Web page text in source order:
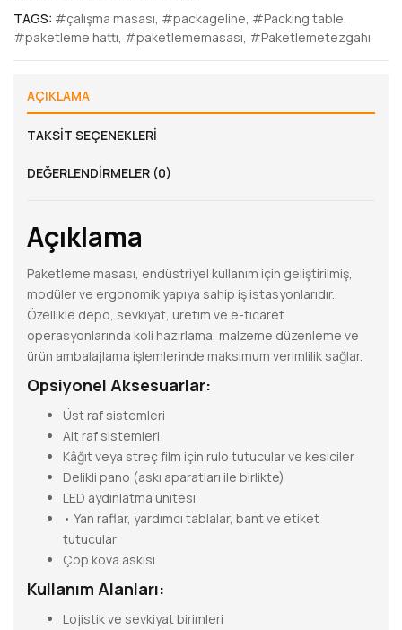
TAGS: #çalışma masası, #packageline, #Packing table,
#paketleme hattı, #paketlememasası, #Paketlemetezgahı
AÇIKLAMA
TAKSIT SEÇENEKLERI
DEĞERLENDIRMELER (0)
Açıklama
Paketleme masası, endüstriyel kullanım için geliştirilmiş,
modüler ve ergonomik yapıya sahip iş istasyonlarıdır.
Özellikle depo, sevkiyat, üretim ve e-ticaret
operasyonlarında koli hazırlama, malzeme düzenleme ve
ürün ambalajlama işlemlerinde maksimum verimlilik sağlar.
Opsiyonel Aksesuarlar:
Üst raf sistemleri
Alt raf sistemleri
Kâğıt veya streç film için rulo tutucular ve kesiciler
Delikli pano (askı aparatları ile birlikte)
LED aydınlatma ünitesi
• Yan raflar, yardımcı tablalar, bant ve etiket
tutucular
Çöp kova askısı
Kullanım Alanları:
Lojistik ve sevkiyat birimleri